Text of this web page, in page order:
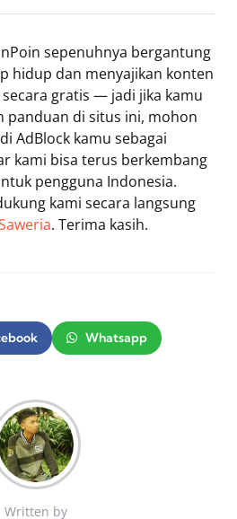
sepenuhnya bergantung
hidup dan menyajikan konten
gratis — jadi jika kamu
panduan di situs ini, mohon
AdBlock kamu sebagai
kami bisa terus berkembang
pengguna Indonesia.
kami secara langsung
. Terima kasih.
Whatsapp
Written by